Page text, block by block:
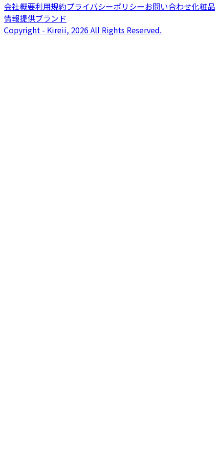
会社概要利用規約プライバシーポリシーお問い合わせ化粧品
情報提供ブランド
Copyright - Kireii, 2026 All Rights Reserved.